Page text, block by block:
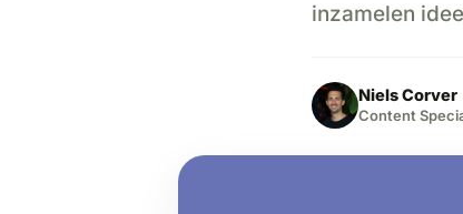
inzamelen
Niels Corver
Content